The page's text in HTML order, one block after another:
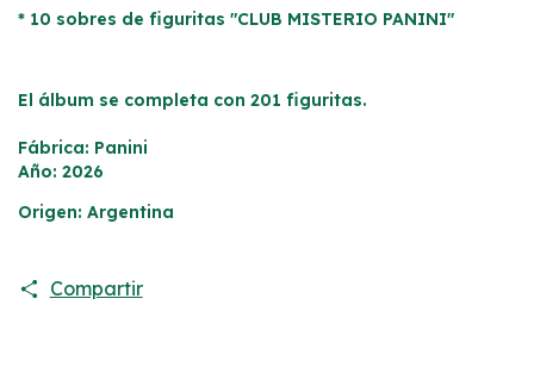
* 10 sobres de figuritas "CLUB MISTERIO PANINI"
El álbum se completa con 201 figuritas.
Fábrica: Panini
Año: 2026
Origen: Argentina
Compartir